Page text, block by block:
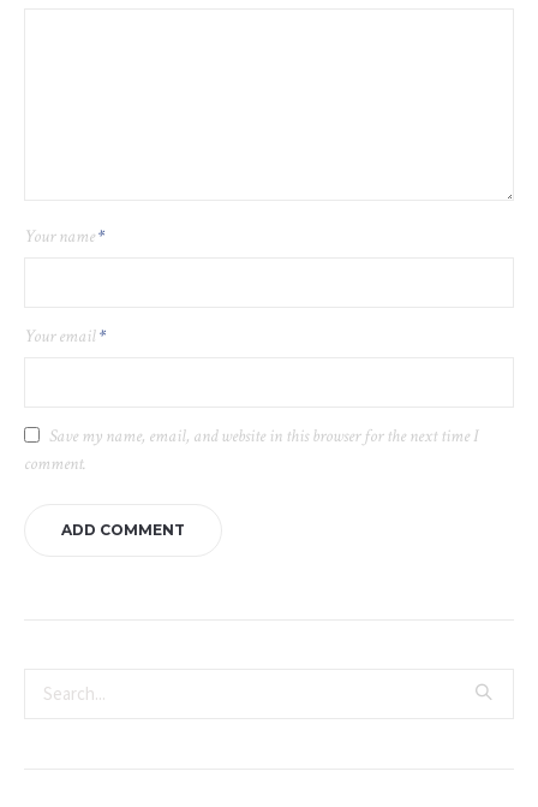
Your name*
Your email*
Save my name, email, and website in this browser for the next time I
comment.